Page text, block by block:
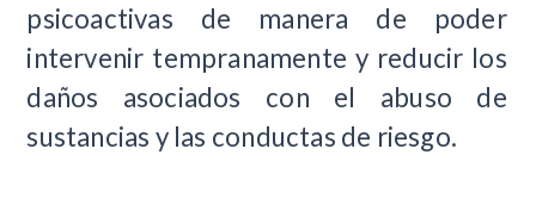
psicoactivas de manera de poder
intervenir tempranamente y reducir los
daños asociados con el abuso de
sustancias y las conductas de riesgo.